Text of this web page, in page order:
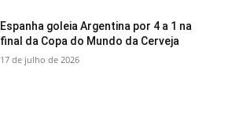
Espanha goleia Argentina por 4 a 1 na
final da Copa do Mundo da Cerveja
17 de julho de 2026